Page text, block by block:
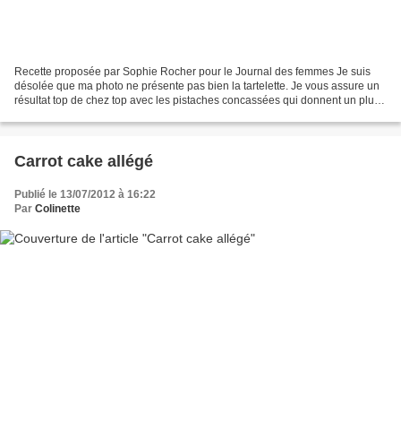
Recette proposée par Sophie Rocher pour le Journal des femmes Je suis
désolée que ma photo ne présente pas bien la tartelette. Je vous assure un
résultat top de chez top avec les pistaches concassées qui donnent un plus
Carrot cake allégé
Publié le 13/07/2012 à 16:22
Par Colinette